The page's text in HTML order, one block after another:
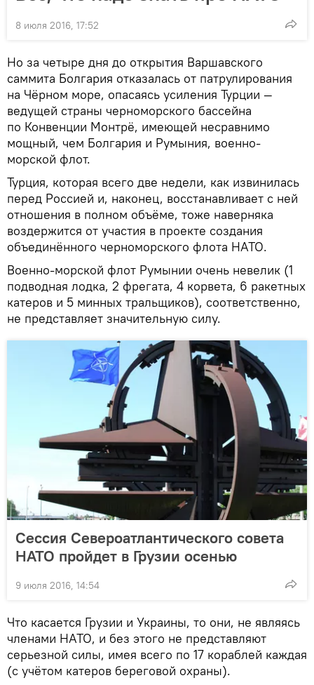
8 июля 2016, 17:52
Но за четыре дня до открытия Варшавского
саммита Болгария отказалась от патрулирования
на Чёрном море, опасаясь усиления Турции —
ведущей страны черноморского бассейна
по Конвенции Монтрё, имеющей несравнимо
мощный, чем Болгария и Румыния, военно-
морской флот.
Турция, которая всего две недели, как извинилась
перед Россией и, наконец, восстанавливает с ней
отношения в полном объёме, тоже наверняка
воздержится от участия в проекте создания
объединённого черноморского флота НАТО.
Военно-морской флот Румынии очень невелик (1
подводная лодка, 2 фрегата, 4 корвета, 6 ракетных
катеров и 5 минных тральщиков), соответственно,
не представляет значительную силу.
Сессия Североатлантического совета
НАТО пройдет в Грузии осенью
9 июля 2016, 14:54
Что касается Грузии и Украины, то они, не являясь
членами НАТО, и без этого не представляют
серьезной силы, имея всего по 17 кораблей каждая
(с учётом катеров береговой охраны).